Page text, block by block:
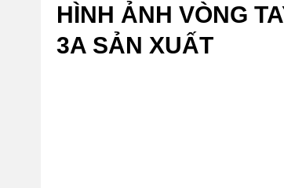
HÌNH ẢNH VÒNG
3A SẢN XUẤT